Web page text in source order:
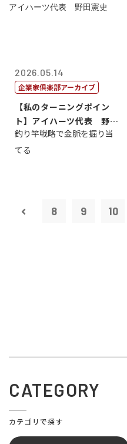
2026.05.14
企業家倶楽部アーカイブ
【私のターニングポイン
ト】アイハーツ代表 野田
憲史
釣り竿戦略で金脈を掘り当
てる
8 9 10
CATEGORY
カテゴリで探す